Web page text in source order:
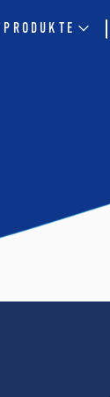
PRODUKTE